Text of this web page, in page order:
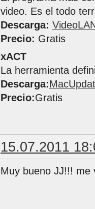
video. Es el todo
Descarga:
Precio: Gratis
xACT
La herramienta
Descarga:
Precio:Gratis
15.07.2011
Muy bueno JJ!!! me